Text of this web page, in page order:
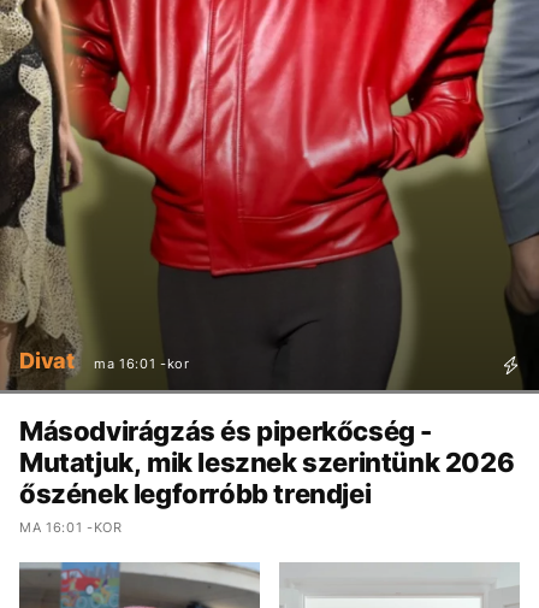
Divat ma 16:01 -kor
Másodvirágzás és piperkőcség -
Mutatjuk, mik lesznek szerintünk 2026
őszének legforróbb trendjei
MA 16:01 -KOR